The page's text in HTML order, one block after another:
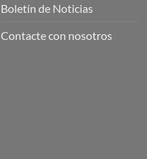
Boletín de Noticias
Contacte con nosotros